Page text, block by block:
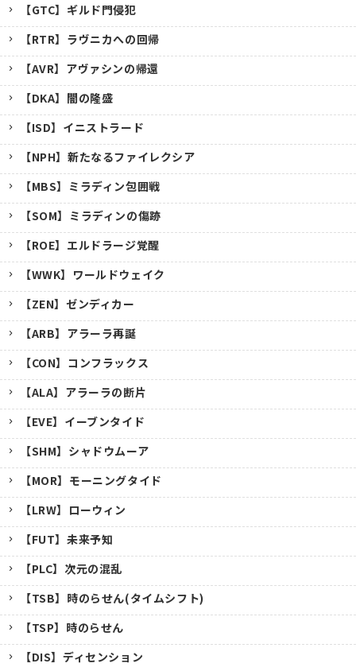
【GTC】ギルド門侵犯
【RTR】ラヴニカへの回帰
【AVR】アヴァシンの帰還
【DKA】闇の隆盛
【ISD】イニストラード
【NPH】新たなるファイレクシア
【MBS】ミラディン包囲戦
【SOM】ミラディンの傷跡
【ROE】エルドラージ覚醒
【WWK】ワールドウェイク
【ZEN】ゼンディカー
【ARB】アラーラ再誕
【CON】コンフラックス
【ALA】アラーラの断片
【EVE】イーブンタイド
【SHM】シャドウムーア
【MOR】モーニングタイド
【LRW】ローウィン
【FUT】未来予知
【PLC】次元の混乱
【TSB】時のらせん(タイムシフト)
【TSP】時のらせん
【DIS】ディセンション